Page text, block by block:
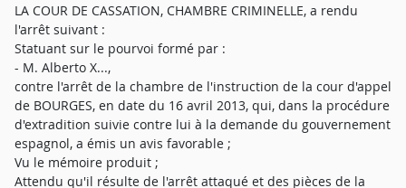
LA COUR DE CASSATION, CHAMBRE CRIMINELLE, a rendu
l'arrêt suivant :
Statuant sur le pourvoi formé par :
- M. Alberto X...,
contre l'arrêt de la chambre de l'instruction de la cour d'appel
de BOURGES, en date du 16 avril 2013, qui, dans la procédure
d'extradition suivie contre lui à la demande du gouvernement
espagnol, a émis un avis favorable ;
Vu le mémoire produit ;
Attendu qu'il résulte de l'arrêt attaqué et des pièces de la